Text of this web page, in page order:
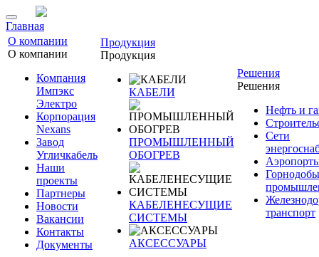
Главная
О компании
О компании
Компания
Импэкс
Электро
Корпорация
Nexans
Завод
Угличкабель
Наши
проекты
Партнеры
Новости
Вакансии
Контакты
Документы
Продукция
Продукция
КАБЕЛИ
ПРОМЫШЛЕННЫЙ
ОБОГРЕВ
КАБЕЛЕНЕСУЩИЕ
СИСТЕМЫ
АКСЕССУАРЫ
Решения
Решения
Нефть и
Сети
транспорт